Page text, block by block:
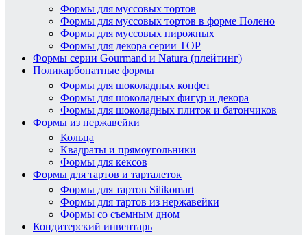
Формы для муссовых тортов
Формы для муссовых тортов в форме Полено
Формы для муссовых пирожных
Формы для декора серии TOP
Формы серии Gourmand и Natura (плейтинг)
Поликарбонатные формы
Формы для шоколадных конфет
Формы для шоколадных фигур и декора
Формы для шоколадных плиток и батончиков
Формы из нержавейки
Кольца
Квадраты и прямоугольники
Формы для кексов
Формы для тартов и тарталеток
Формы для тартов Silikomart
Формы для тартов из нержавейки
Формы со съемным дном
Кондитерский инвентарь